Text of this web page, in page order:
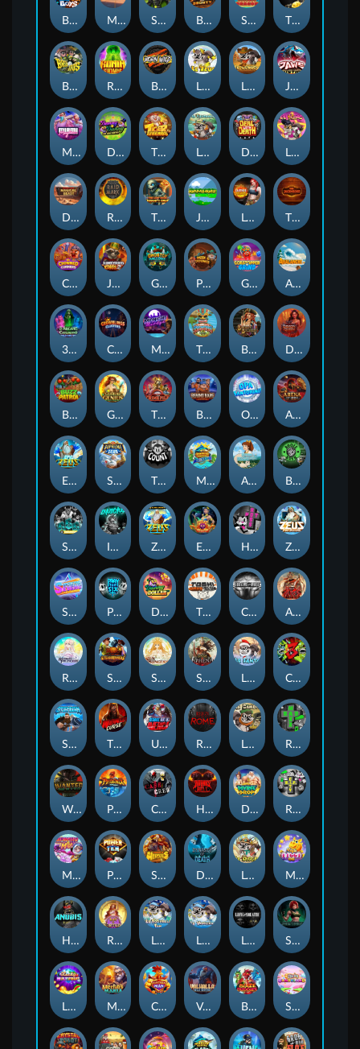
Beam Boys Monkey Frenzy 2: Boss is Here! Spinman BULLETS AND BOUNTY SMOKING DRAGON The Luxe
BASH BROS Ronin Stackways Born Wild LE ZEUS LE COWBOY JAWS OF JUSTICE
MIAMI MAYHEM DONNY AND DANNY TIGER LEGENDS Le Fisherman DEAL WITH DEATH LE KING
Darkside Prairie: Magical Beast Raidmark The Lost Book of Mummy’s Curse Jumpasaurs Leatherheads The Jack & Rose
Crowned Corners Junkyard Kings 2 Ghostly Hallows Peek & Pounce Gobstopper Grind Avalanche
3 Arcane Cauldrons Crownlings Clusters Midnight Mirage Tikitopia BoosterBelt Bonnie's Buccaneers Demon Queen
Buzz Patrol Gearlab Genius The Crime File Behind Bars: Masterplan Opa Santorini! Arena of Iron
Epic Ze Zeus Supreme Zeus THE COUNT MARLIN MASTERS: THE BIG HAUL Aiko and the Wind Spirit Booze Bash
SixSixSix Invictus Ze Zeus Eye of Medusa Hot Ross Zeus Ze Zecond
Superstar Sevens PRAY FOR SIX Danny Dollar TOSHI WAYS CLUB CIRCLE OF LIFE ARMY OF ARES
RAINBOW PRINCESS STEAMRUNNERS SUN PRINCESS SPEAR OF ATHENA LE SANTA CHAOS CREW 3
STORMBORN THE WILDWOOD CURSE Ultimate Slot of America Reign of Rome Le Bandit Rad Maxx
Wanted Dead or a Wild Phoenix Cash Crew Hounds Of Hell Divine Drop RIP City
Munchy Milo Power of 10 Strength Of Hercules Dynasty of Death Le Digger Magic Piggy OG
Hand of Anubis Rise of Fortuna LE FOOTBALL FAN LE HOOLIGAN Life and Death Shadow Treasure
Lucky Multifruit Merlin's Mania Chicken Man Valhalla: Wild Winter Blaze Buddies Sticky Candyland